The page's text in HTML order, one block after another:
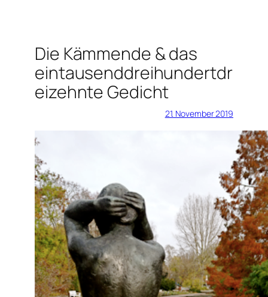
Die Kämmende & das
eintausenddreihundertdr
eizehnte Gedicht
21. November 2019